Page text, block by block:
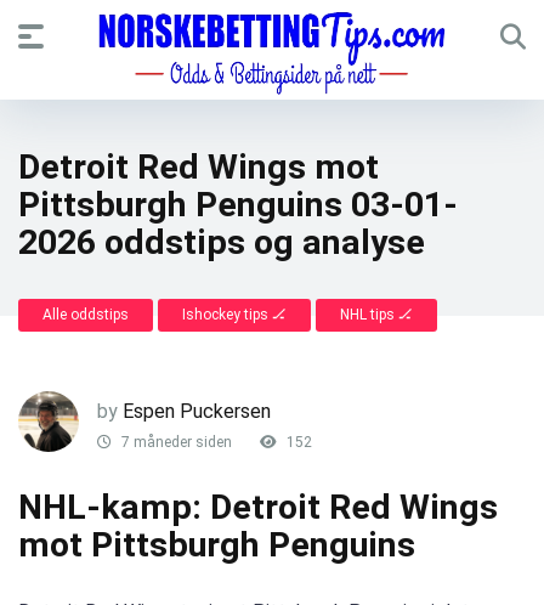
Detroit Red Wings mot
Pittsburgh Penguins 03-01-
2026 oddstips og analyse
Alle oddstips Ishockey tips 🏒 NHL tips 🏒
by Espen Puckersen
7 måneder siden 152
NHL-kamp: Detroit Red Wings
mot Pittsburgh Penguins